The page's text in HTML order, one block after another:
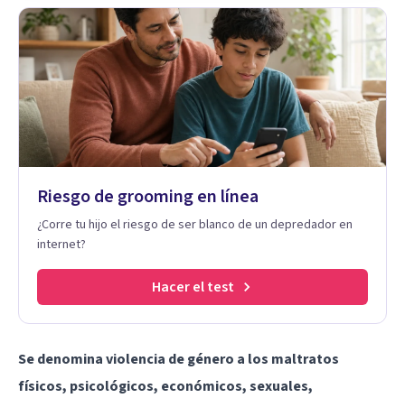
Riesgo de grooming en línea
¿Corre tu hijo el riesgo de ser blanco de un depredador en
internet?
Hacer el test
Se denomina violencia de género a los maltratos
físicos, psicológicos, económicos, sexuales,